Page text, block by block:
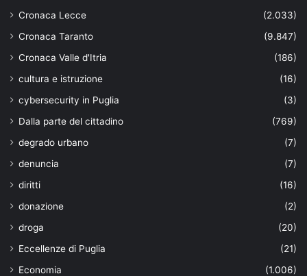
Cronaca Lecce
(2.033)
Cronaca Taranto
(9.847)
Cronaca Valle d'Itria
(186)
cultura e istruzione
(16)
cybersecurity in Puglia
(3)
Dalla parte del cittadino
(769)
degrado urbano
(7)
denuncia
(7)
diritti
(16)
donazione
(2)
droga
(20)
Eccellenze di Puglia
(21)
Economia
(1.006)